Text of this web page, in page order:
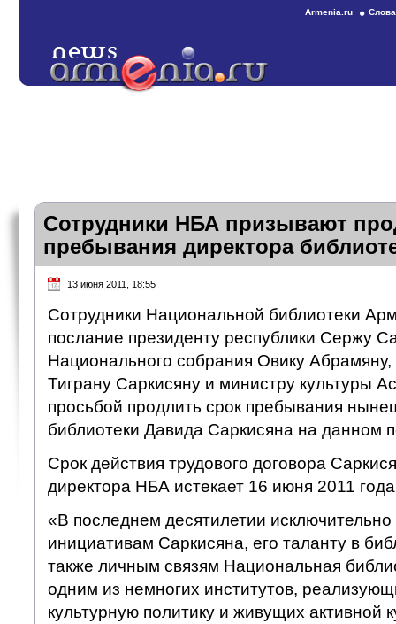
Armenia.ru
Сотрудники НБА призывают
пребывания директора
13 июня 2011, 18:55
Сотрудники Национальной библиотеки
послание президенту республики Сержу
Национального собрания Овику
Тиграну Саркисяну и министру культуры
просьбой продлить срок пребывания
библиотеки Давида Саркисяна на данном
Срок действия трудового договора
директора НБА истекает 16 июня 2011
«В последнем десятилетии
инициативам Саркисяна, его таланту в
также личным связям Национальная
одним из немногих институтов,
культурную политику и живущих активной